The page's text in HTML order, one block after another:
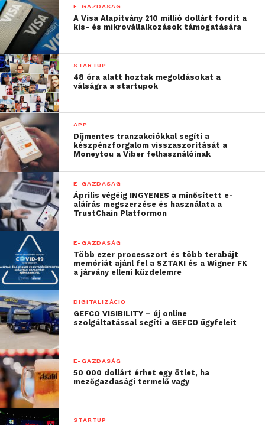
E-GAZDASÁG
A Visa Alapítvány 210 millió dollárt fordít a
kis- és mikrovállalkozások támogatására
STARTUP
48 óra alatt hoztak megoldásokat a
válságra a startupok
APP
Díjmentes tranzakciókkal segíti a
készpénzforgalom visszaszorítását a
Moneytou a Viber felhasználóinak
E-GAZDASÁG
Április végéig INGYENES a minősített e-
aláírás megszerzése és használata a
TrustChain Platformon
E-GAZDASÁG
Több ezer processzort és több terabájt
memóriát ajánl fel a SZTAKI és a Wigner FK
a járvány elleni küzdelemre
DIGITALIZÁCIÓ
GEFCO VISIBILITY – új online
szolgáltatással segíti a GEFCO ügyfeleit
E-GAZDASÁG
50 000 dollárt érhet egy ötlet, ha
mezőgazdasági termelő vagy
STARTUP